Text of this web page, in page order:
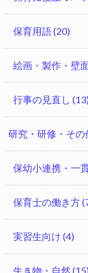
保育用語(20)
絵画・製作・壁
行事の見直し (13)
研究・研修・その
保幼小連携・一
保育士の働き方
実習生向け (4)
生き物・自然 (15)